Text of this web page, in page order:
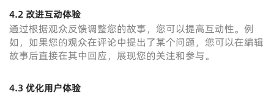
4.2 改进互动体验
通过根据观众反馈调整您的故事，您可以提高互动性。例
如，如果您的观众在评论中提出了某个问题，您可以在编辑
故事后直接在其中回应，展现您的关注和参与。
4.3 优化用户体验